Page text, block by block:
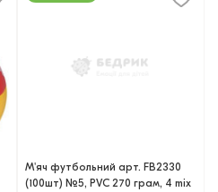
М'яч футбольний арт. FB2330
(100шт) №5, PVC 270 грам, 4 mix